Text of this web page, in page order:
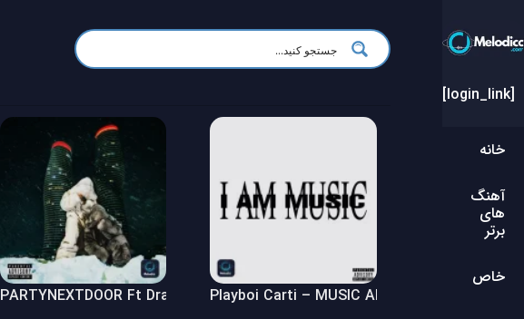
[login_link]
خانه
آهنگ
های
برتر
خاص
Playboi Carti – MUSIC Album
PARTYNEXTDOOR Ft Drake – $ome $exy $ongs 4 U Album